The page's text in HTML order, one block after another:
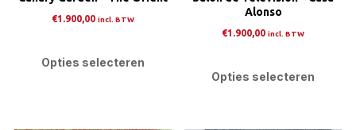
€1.900,00 incl. BTW
Opties selecteren
Alonso
€1.900,00 incl. BTW
Opties selecteren